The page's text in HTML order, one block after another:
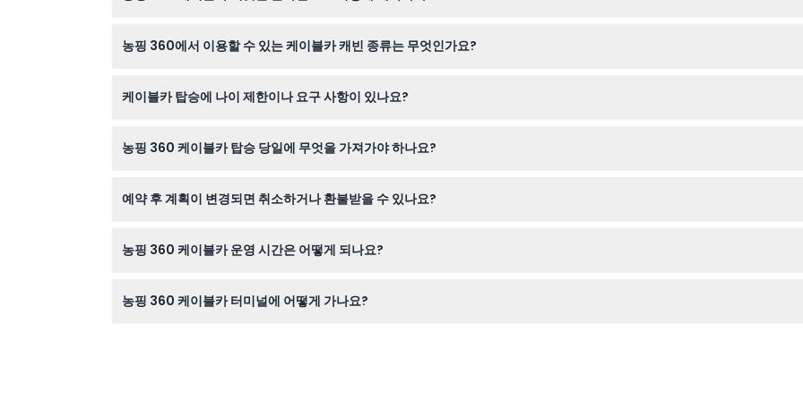
농핑 360에서 이용할 수 있는 케이블카 캐빈 종류는 무엇인가요?
케이블카 탑승에 나이 제한이나 요구 사항이 있나요?
농핑 360 케이블카 탑승 당일에 무엇을 가져가야 하나요?
예약 후 계획이 변경되면 취소하거나 환불받을 수 있나요?
농핑 360 케이블카 운영 시간은 어떻게 되나요?
농핑 360 케이블카 터미널에 어떻게 가나요?